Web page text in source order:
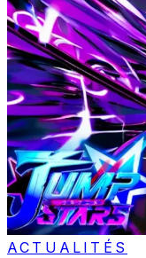
ACTUALITÉS